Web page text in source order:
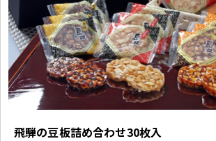
飛騨の豆板詰め合わせ30枚入